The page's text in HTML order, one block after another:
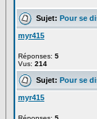
Sujet: Pour se
myr415
Réponses: 5
Vus: 214
Sujet: Pour se
myr415